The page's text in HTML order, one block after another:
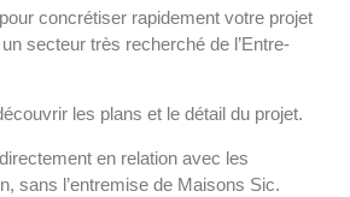
concrétiser rapidement votre projet
secteur très recherché de l’Entre-
les plans et le détail du projet.
en relation avec les
sans l’entremise de Maisons Sic.